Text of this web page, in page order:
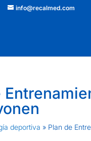
info@recalmed.com
deportiva » Plan de